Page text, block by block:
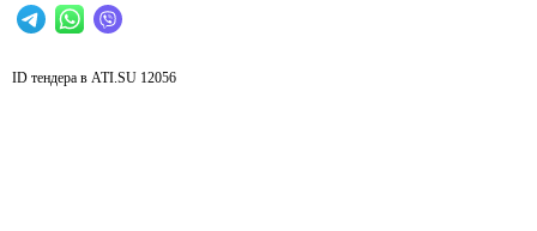
ID тендера в ATI.SU 12056